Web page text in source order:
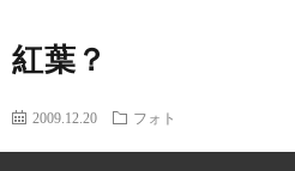
紅葉？
2009.12.20 フォト